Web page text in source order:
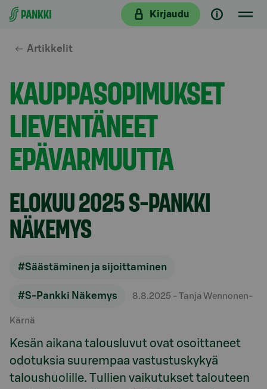
Siirry suoraan sisältöön
Kirjaudu
Artikkelit
KAUPPASOPIMUKSET
LIEVENTÄNEET
EPÄVARMUUTTA
ELOKUU 2025 S-PANKKI
NÄKEMYS
#Säästäminen ja sijoittaminen
#S-Pankki Näkemys 8.8.2025 - Tanja Wennonen-
Kärnä
Kesän aikana talousluvut ovat osoittaneet
odotuksia suurempaa vastustuskykyä
taloushuolille. Tullien vaikutukset talouteen